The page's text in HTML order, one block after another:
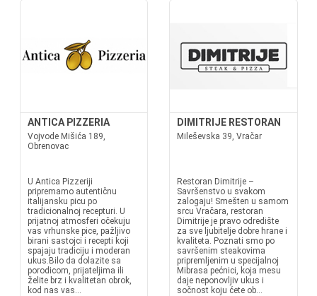
ANTICA PIZZERIA
Vojvode Mišića 189,
Obrenovac
U Antica Pizzeriji
pripremamo autentičnu
italijansku picu po
tradicionalnoj recepturi. U
prijatnoj atmosferi očekuju
vas vrhunske pice, pažljivo
birani sastojci i recepti koji
spajaju tradiciju i moderan
ukus.Bilo da dolazite sa
porodicom, prijateljima ili
želite brz i kvalitetan obrok,
kod nas vas...
DIMITRIJE RESTORAN
Mileševska 39, Vračar
Restoran Dimitrije –
Savršenstvo u svakom
zalogaju! Smešten u samom
srcu Vračara, restoran
Dimitrije je pravo odredište
za sve ljubitelje dobre hrane i
kvaliteta. Poznati smo po
savršenim steakovima
pripremljenim u specijalnoj
Mibrasa pećnici, koja mesu
daje neponovljiv ukus i
sočnost koju ćete ob...